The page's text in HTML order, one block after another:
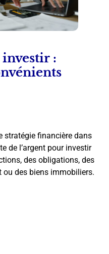
:
stratégie financière dans
de l’argent pour investir
des obligations, des
des biens immobiliers.